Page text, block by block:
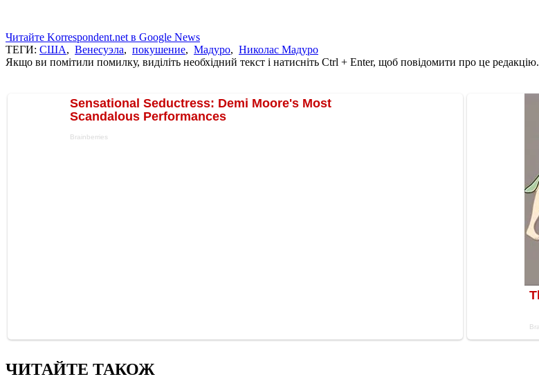
Читайте Korrespondent.net в Google News
ТЕГИ: США, Венесуэла, покушение, Мадуро, Николас Мадуро
Якщо ви помітили помилку, виділіть необхідний текст і натисніть Ctrl + Enter, щоб повідомити про це редакцію.
ЧИТАЙТЕ ТАКОЖ